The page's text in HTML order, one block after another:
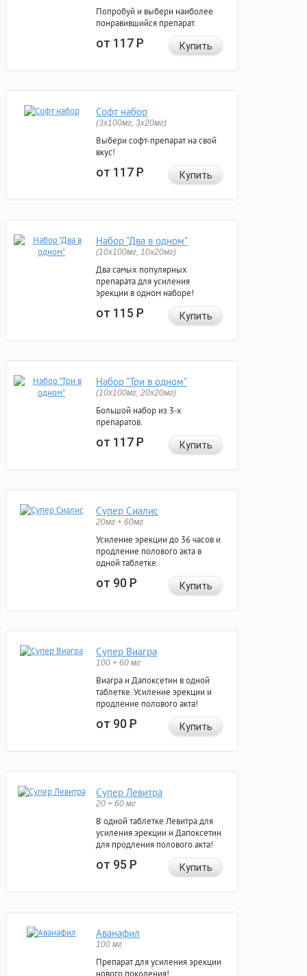
Попробуй и выбери наиболее
понравившийся препарат.
от 117Р Купить
Софт набор
(3x100мг, 3x20мг)
Выбери софт-препарат на свой
вкус!
от 117Р Купить
Набор "Два в одном"
(10x100мг, 10x20мг)
Два самых популярных
препарата для усиления
эрекции в одном наборе!
от 115Р Купить
Набор "Три в одном"
(10x100мг, 20x20мг)
Большой набор из 3-х
препаратов.
от 117Р Купить
Супер Сиалис
20мг + 60мг
Усиление эрекции до 36 часов и
продление полового акта в
одной таблетке.
от 90Р Купить
Супер Виагра
100 + 60 мг
Виагра и Дапоксетин в одной
таблетке. Усиление эрекции и
продление полового акта!
от 90Р Купить
Супер Левитра
20 + 60 мг
В одной таблетке Левитра для
усиления эрекции и Дапоксетин
для продления полового акта!
от 95Р Купить
Аванафил
100 мг
Препарат для усиления эрекции